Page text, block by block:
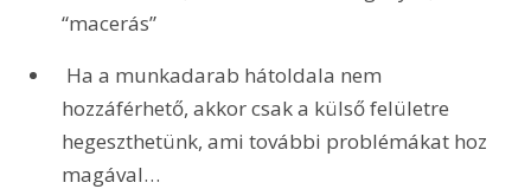
“macerás”
Ha a munkadarab hátoldala nem
hozzáférhető, akkor csak a külső felületre
hegeszthetünk, ami további problémákat hoz
magával…